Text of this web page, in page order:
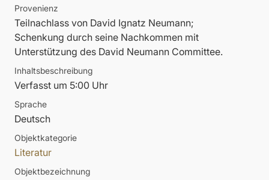
Provenienz
Teilnachlass von David Ignatz Neumann;
Schenkung durch seine Nachkommen mit
Unterstützung des David Neumann Committee.
Inhaltsbeschreibung
Verfasst um 5:00 Uhr
Sprache
Deutsch
Objektkategorie
Literatur
Objektbezeichnung